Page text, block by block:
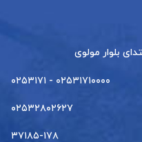
بلوار مولوی
۰۲۵۳۱۷۱۰۰۰۰ - ۰۲۵۳۱۷۱
۰۲۵۳۲۸۰۲۶۲۷
۳۷۱۸۵-۱۷۸